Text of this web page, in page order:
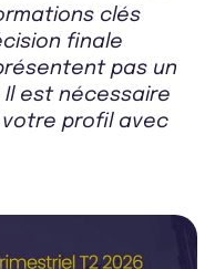
clés
finale
pas un
est nécessaire
profil avec